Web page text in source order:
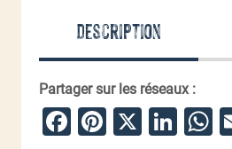
Libérator
%
Description
Partager sur les réseaux :
Facebook
Pinterest
X